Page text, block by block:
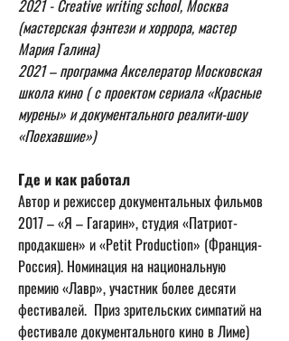
2021 - Creative writing school, Москва
(мастерская фэнтези и хоррора, мастер
Мария Галина)
2021 – программа Акселератор Московская
школа кино ( c проектом сериала «Красные
мурены» и документального реалити-шоу
«Поехавшие»)
Где и как работал
Автор и режиссер документальных фильмов
2017 – «Я – Гагарин», студия «Патриот-
продакшен» и «Petit Production» (Франция-
Россия). Номинация на национальную
премию «Лавр», участник более десяти
фестивалей.  Приз зрительских симпатий на